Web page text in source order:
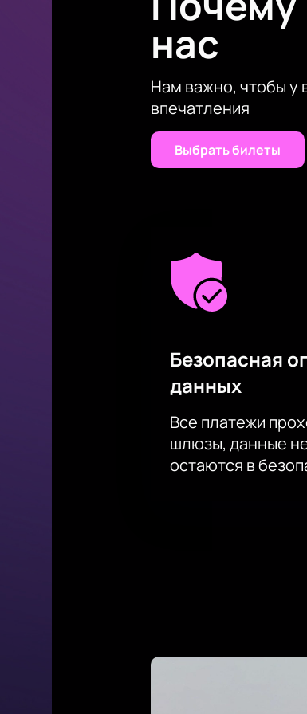
нас
Нам важно, чтобы у
впечатления
Выбрать билеты
Безопасная
данных
Все платежи
шлюзы, данные
остаются в